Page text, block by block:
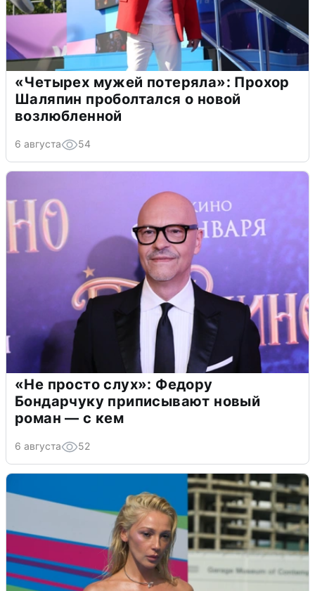
«Четырех мужей потеряла»: Прохор
Шаляпин проболтался о новой
возлюбленной
6 августа 54
«Не просто слух»: Федору
Бондарчуку приписывают новый
роман — с кем
6 августа 52